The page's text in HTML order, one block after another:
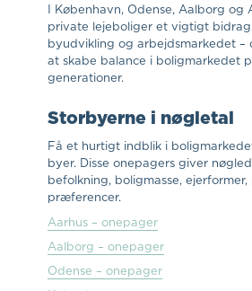
I København, Odense, Aalborg og
private lejeboliger et vigtigt
byudvikling og arbejdsmarkedet –
at skabe balance i boligmarkedet
generationer.
Storbyerne i nøgletal
Få et hurtigt indblik i
byer. Disse onepagers giver
befolkning, boligmasse, ejerformer,
præferencer.
Aarhus – onepager
Aalborg – onepager
Odense – onepager